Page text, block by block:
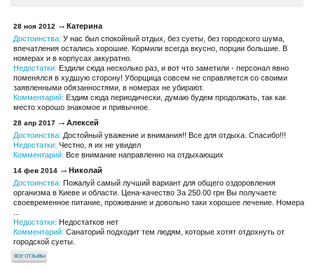
28 ноя 2012
Катерина
Достоинства: У нас был спокойный отдых, без суеты, без городского шума,
впечатления остались хорошие. Кормили всегда вкусно, порции большие. В
номерах и в корпусах аккуратно.
Недостатки: Ездили сюда несколько раз, и вот что заметили - персонал явно
поменялся в худшую сторону! Уборщица совсем не справляется со своими
заявленными обязанностями, в номерах не убирают.
Комментарий: Ездим сюда периодически, думаю будем продолжать, так как
место хорошо знакомое и привычное.
28 апр 2017
Алексей
Достоинства: Достойный уважение и внимания!! Все для отдыха. Спасибо!!!
Недостатки: Честно, я их не увидел
Комментарий: Все внимание направленно на отдыхающих
14 фев 2014
Николай
Достоинства: Пожалуй самый лучший вариант для общего оздоровления
организма в Киеве и области. Цена-качество За 250.00 грн Вы получаете
своевременное питание, проживание и довольно таки хорошее лечение. Номера
Недостатки: Недостатков нет
Комментарий: Санаторий подходит тем людям, которые хотят отдохнуть от
городской суеты.
все отзывы